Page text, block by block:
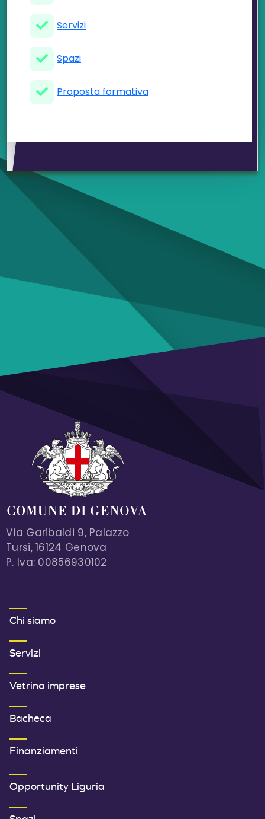
Servizi
Spazi
Proposta formativa
Via Garibaldi 9, Palazzo
Tursi, 16124 Genova
P. Iva: 00856930102
MENU FOOTER 1
Chi siamo
Servizi
Vetrina imprese
Bacheca
Finanziamenti
SECONDO MENU FOOTER
Opportunity Liguria